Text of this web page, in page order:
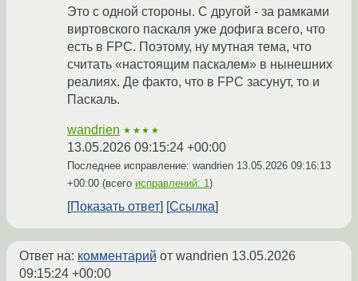
Это с одной стороны. С другой - за рамками
виртовского паскаля уже дофига всего, что
есть в FPC. Поэтому, ну мутная тема, что
считать «настоящим паскалем» в нынешних
реалиях. Де факто, что в FPC засунут, то и
Паскаль.
wandrien ★★★★
13.05.2026 09:15:24 +00:00
Последнее исправление: wandrien 13.05.2026 09:16:13
+00:00 (всего исправлений: 1)
Показать ответ Ссылка
Ответ на: комментарий от wandrien 13.05.2026
09:15:24 +00:00